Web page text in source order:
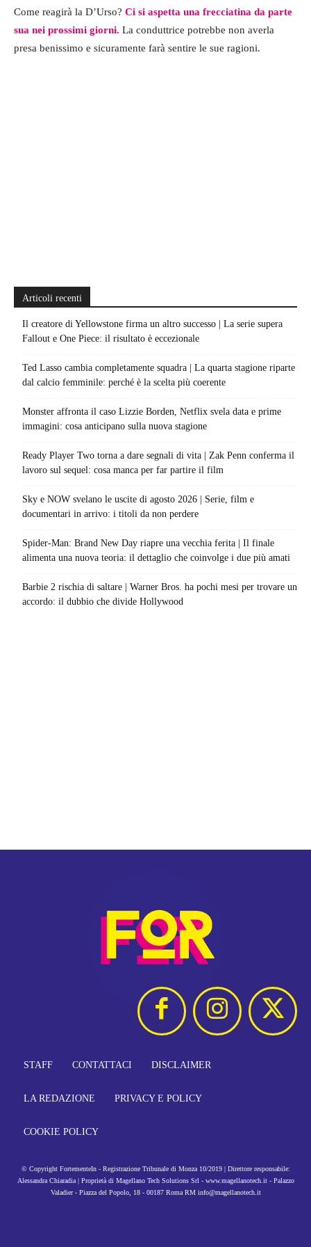
Come reagirà la D’Urso? Ci si aspetta una frecciatina da parte
sua nei prossimi giorni. La conduttrice potrebbe non averla
presa benissimo e sicuramente farà sentire le sue ragioni.
Articoli recenti
Il creatore di Yellowstone firma un altro successo | La serie supera
Fallout e One Piece: il risultato è eccezionale
Ted Lasso cambia completamente squadra | La quarta stagione riparte
dal calcio femminile: perché è la scelta più coerente
Monster affronta il caso Lizzie Borden, Netflix svela data e prime
immagini: cosa anticipano sulla nuova stagione
Ready Player Two torna a dare segnali di vita | Zak Penn conferma il
lavoro sul sequel: cosa manca per far partire il film
Sky e NOW svelano le uscite di agosto 2026 | Serie, film e
documentari in arrivo: i titoli da non perdere
Spider-Man: Brand New Day riapre una vecchia ferita | Il finale
alimenta una nuova teoria: il dettaglio che coinvolge i due più amati
Barbie 2 rischia di saltare | Warner Bros. ha pochi mesi per trovare un
accordo: il dubbio che divide Hollywood
STAFF CONTATTACI DISCLAIMER
LA REDAZIONE PRIVACY E POLICY
COOKIE POLICY
© Copyright FortementeIn - Registrazione Tribunale di Monza 10/2019 | Direttore responsabile:
Alessandra Chiaradia | Proprietà di Magellano Tech Solutions Srl - www.magellanotech.it - Palazzo
Valadier - Piazza del Popolo, 18 - 00187 Roma RM info@magellanotech.it